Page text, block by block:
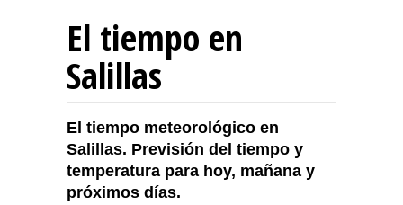
El tiempo en
Salillas
El tiempo meteorológico en
Salillas. Previsión del tiempo y
temperatura para hoy, mañana y
próximos días.